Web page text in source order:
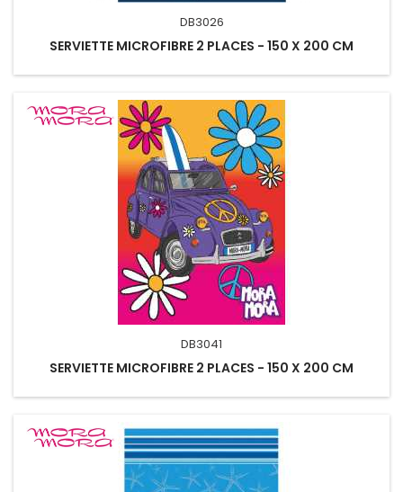
DB3026
SERVIETTE MICROFIBRE 2 PLACES - 150 X 200 CM
DB3041
SERVIETTE MICROFIBRE 2 PLACES - 150 X 200 CM